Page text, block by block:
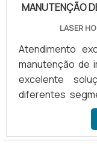
MANUTENÇÃO
LASER
Atendimento
manutenção de
excelente
diferentes
impressoras
digitalizadores